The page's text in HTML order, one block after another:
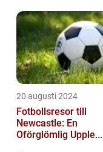
20 augusti 2024
Fotbollsresor till
Newcastle: En
Oförglömlig Upple...